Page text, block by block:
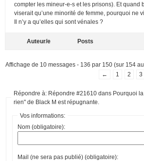
compter les mineur-e-s et les prisons). Et quand
viserait qu’une minorité de femme, pourquoi ne
Il n’y a qu’elles qui sont vénales ?
Auteur/e Posts
Affichage de 10 messages - 136 par 150 (sur 154
←
1 2 3
Répondre à: Répondre #21610 dans Pourquoi
rien" de Black M est répugnante.
Vos informations:
Nom (obligatoire):
Mail (ne sera pas publié) (obligatoire):